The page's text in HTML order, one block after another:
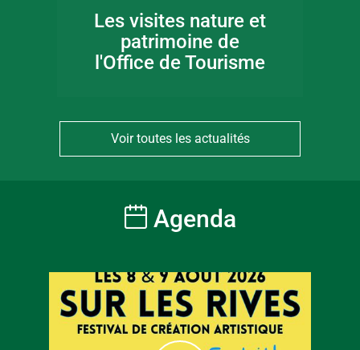
Les visites nature et
patrimoine de
l'Office de Tourisme
Voir toutes les actualités
Agenda